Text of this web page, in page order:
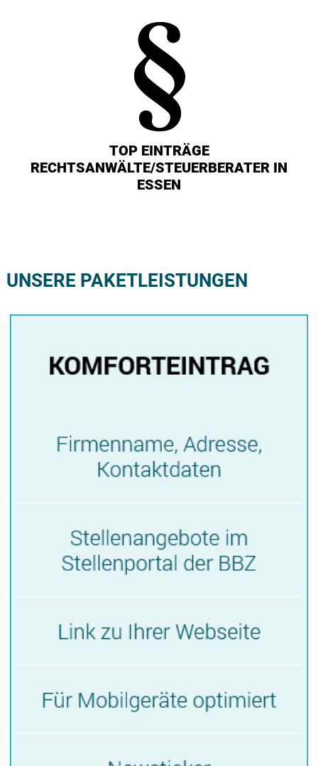
TOP EINTRÄGE
RECHTSANWÄLTE/STEUERBERATER IN
ESSEN
UNSERE PAKETLEISTUNGEN